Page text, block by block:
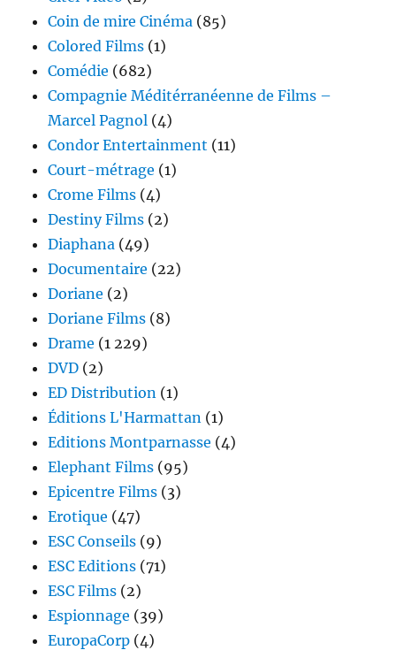
Coin de mire Cinéma (85)
Colored Films (1)
Comédie (682)
Compagnie Méditérranéenne de Films –
Marcel Pagnol (4)
Condor Entertainment (11)
Court-métrage (1)
Crome Films (4)
Destiny Films (2)
Diaphana (49)
Documentaire (22)
Doriane (2)
Doriane Films (8)
Drame (1 229)
DVD (2)
ED Distribution (1)
Éditions L'Harmattan (1)
Editions Montparnasse (4)
Elephant Films (95)
Epicentre Films (3)
Erotique (47)
ESC Conseils (9)
ESC Editions (71)
ESC Films (2)
Espionnage (39)
EuropaCorp (4)